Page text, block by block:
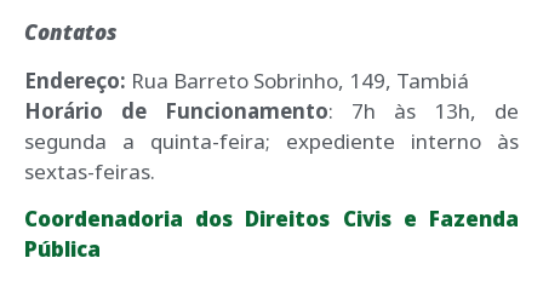
Contatos
Endereço: Rua Barreto Sobrinho, 149, Tambiá
Horário de Funcionamento: 7h às 13h, de
segunda a quinta-feira; expediente interno às
sextas-feiras.
Coordenadoria dos Direitos Civis e Fazenda
Pública